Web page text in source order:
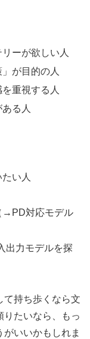
ーが欲しい人
が目的の人
重視する人
る人
い人
→PD対応モデル
出力モデルを探
て持ち歩くなら文
りたいなら、もっ
いいかもしれま